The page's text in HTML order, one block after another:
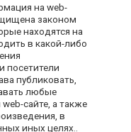
на web-
законом
находятся на
в какой-либо
посетители
публиковать,
любые
сайте, а также
в
иных целях..